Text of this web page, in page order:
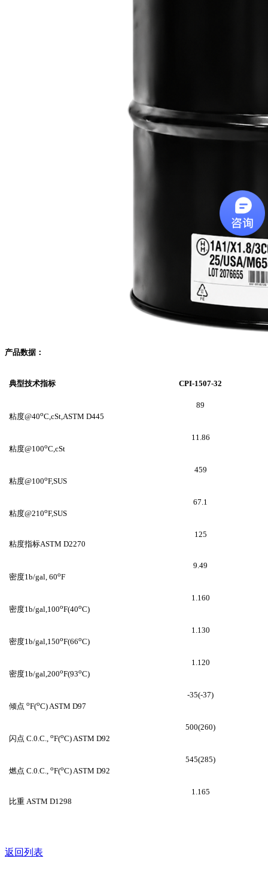
产品数据：
典型技术指标 CPI-1507-32
粘度@40oC,cSt,ASTM D445
89
粘度@100oC,cSt
11.86
粘度@100oF,SUS
459
粘度@210oF,SUS
67.1
粘度指标ASTM D2270
125
密度1b/gal, 60oF
9.49
密度1b/gal,100oF(40oC)
1.160
密度1b/gal,150oF(66oC)
1.130
密度1b/gal,200oF(93oC)
1.120
倾点 oF(oC) ASTM D97
-35(-37)
闪点 C.0.C., oF(oC) ASTM D92
500(260)
燃点 C.0.C., oF(oC) ASTM D92
545(285)
比重 ASTM D1298
1.165
返回列表